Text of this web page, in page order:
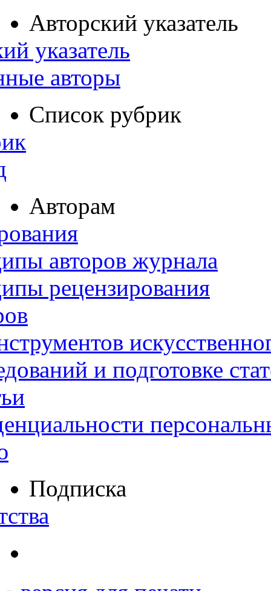
Авторский указатель
указатель
авторы
Список рубрик
Авторам
авторов журнала
рецензирования
и подготовке
Подписка